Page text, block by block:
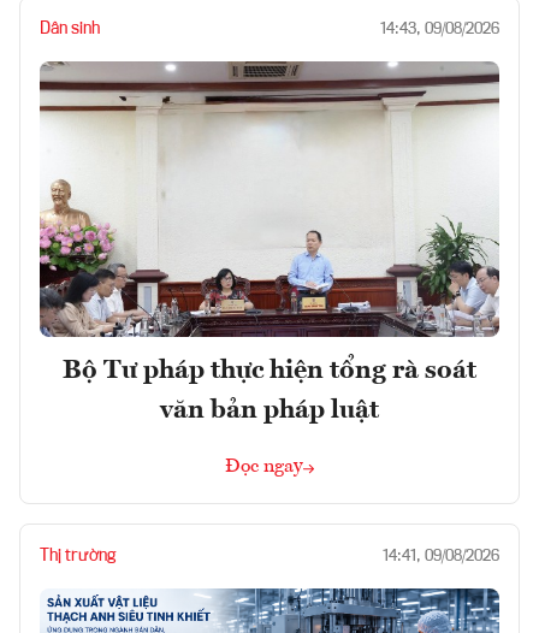
Dân sinh 14:43, 09/08/2026
Bộ Tư pháp thực hiện tổng rà soát
văn bản pháp luật
Đọc ngay
Thị trường 14:41, 09/08/2026